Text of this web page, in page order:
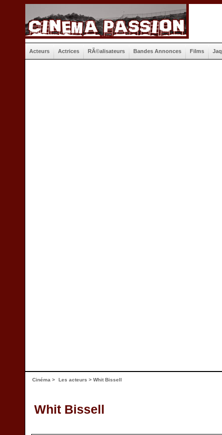
Acteurs Actrices RÃ©alisateurs Bandes Annonces Films
Cinéma > Les acteurs > Whit Bissell
Whit Bissell